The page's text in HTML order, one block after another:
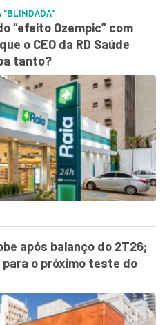
"BLINDADA"
“efeito Ozempic” com
o CEO da RD Saúde
tanto?
após balanço do 2T26;
o próximo teste do